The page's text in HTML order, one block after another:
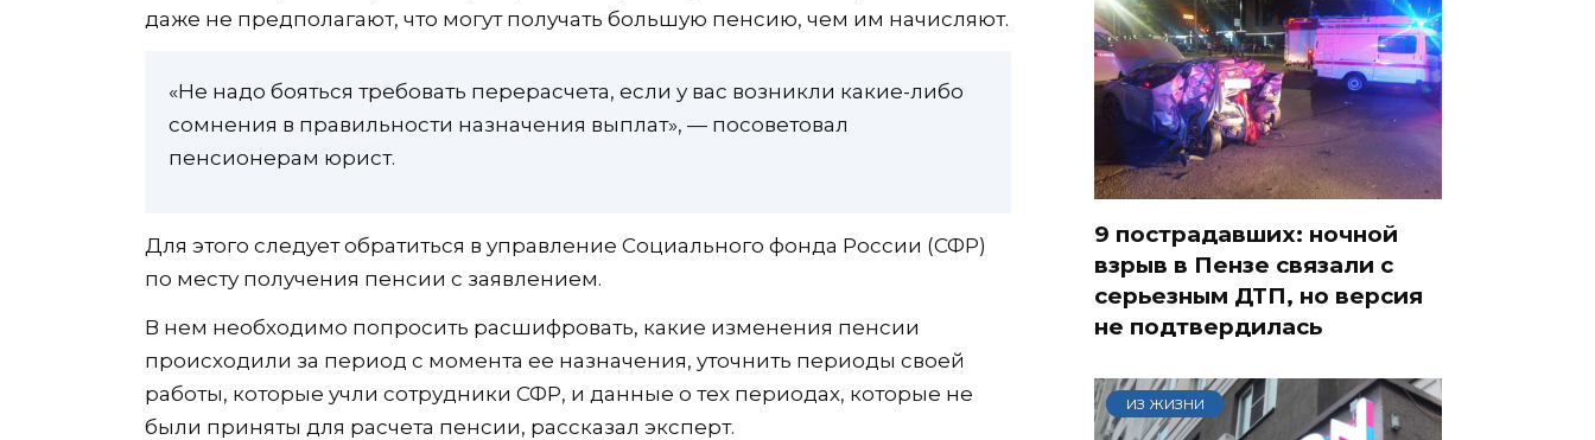
даже не предполагают, что могут получать большую пенсию, чем им начисляют.
«Не надо бояться требовать перерасчета, если у вас возникли какие-либо
сомнения в правильности назначения выплат», — посоветовал
пенсионерам юрист.
Для этого следует обратиться в управление Социального фонда России (СФР)
по месту получения пенсии с заявлением.
В нем необходимо попросить расшифровать, какие изменения пенсии
происходили за период с момента ее назначения, уточнить периоды своей
работы, которые учли сотрудники СФР, и данные о тех периодах, которые не
были приняты для расчета пенсии, рассказал эксперт.
9 пострадавших: ночной
взрыв в Пензе связали с
серьезным ДТП, но версия
не подтвердилась
ИЗ ЖИЗНИ